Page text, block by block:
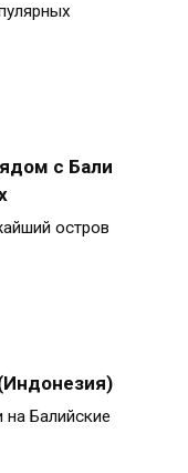
с Бали
остров
Балийские